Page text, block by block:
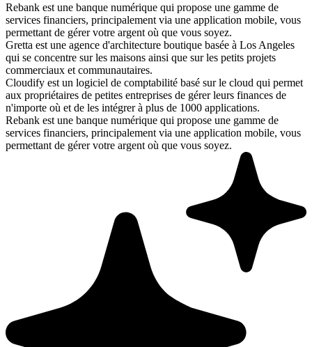
Rebank est une banque numérique qui propose une gamme de
services financiers, principalement via une application mobile, vous
permettant de gérer votre argent où que vous soyez.
Gretta est une agence d'architecture boutique basée à Los Angeles
qui se concentre sur les maisons ainsi que sur les petits projets
commerciaux et communautaires.
Cloudify est un logiciel de comptabilité basé sur le cloud qui permet
aux propriétaires de petites entreprises de gérer leurs finances de
n'importe où et de les intégrer à plus de 1000 applications.
Rebank est une banque numérique qui propose une gamme de
services financiers, principalement via une application mobile, vous
permettant de gérer votre argent où que vous soyez.